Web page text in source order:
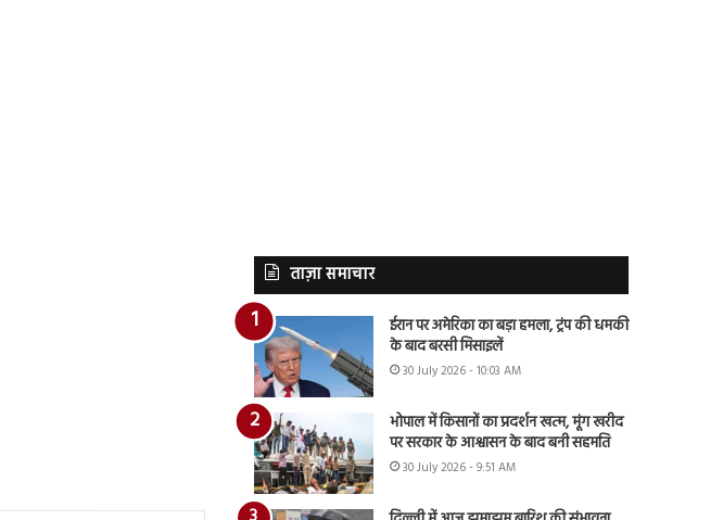
ताज़ा समाचार
ईरान पर अमेरिका का बड़ा हमला, ट्रंप की धमकी
के बाद बरसी मिसाइलें
30 July 2026 - 10:03 AM
भोपाल में किसानों का प्रदर्शन खत्म, मूंग खरीद
पर सरकार के आश्वासन के बाद बनी सहमति
30 July 2026 - 9:51 AM